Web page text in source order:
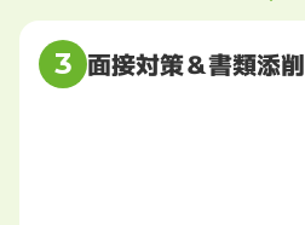
3 面接対策＆書類添削